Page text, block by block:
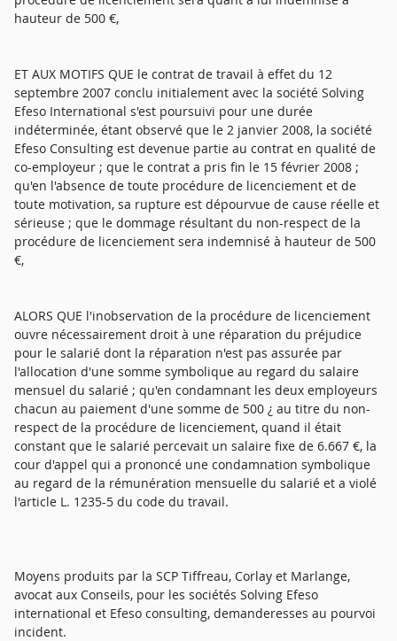
hauteur de 500 €,
ET AUX MOTIFS QUE le contrat de travail à effet du 12
septembre 2007 conclu initialement avec la société Solving
Efeso International s'est poursuivi pour une durée
indéterminée, étant observé que le 2 janvier 2008, la société
Efeso Consulting est devenue partie au contrat en qualité de
co-employeur ; que le contrat a pris fin le 15 février 2008 ;
qu'en l'absence de toute procédure de licenciement et de
toute motivation, sa rupture est dépourvue de cause réelle et
sérieuse ; que le dommage résultant du non-respect de la
procédure de licenciement sera indemnisé à hauteur de 500
€,
ALORS QUE l'inobservation de la procédure de licenciement
ouvre nécessairement droit à une réparation du préjudice
pour le salarié dont la réparation n'est pas assurée par
l'allocation d'une somme symbolique au regard du salaire
mensuel du salarié ; qu'en condamnant les deux employeurs
chacun au paiement d'une somme de 500 ¿ au titre du non-
respect de la procédure de licenciement, quand il était
constant que le salarié percevait un salaire fixe de 6.667 €, la
cour d'appel qui a prononcé une condamnation symbolique
au regard de la rémunération mensuelle du salarié et a violé
l'article L. 1235-5 du code du travail.
Moyens produits par la SCP Tiffreau, Corlay et Marlange,
avocat aux Conseils, pour les sociétés Solving Efeso
international et Efeso consulting, demanderesses au pourvoi
incident.